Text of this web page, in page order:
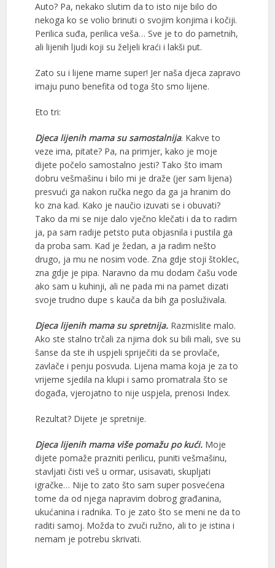
Auto? Pa, nekako slutim da to isto nije bilo do
nekoga ko se volio brinuti o svojim konjima i kočiji.
Perilica suđa, perilica veša… Sve je to do pametnih,
ali lijenih ljudi koji su željeli kraći i lakši put.
Zato su i lijene mame super! Jer naša djeca zapravo
imaju puno benefita od toga što smo lijene.
Eto tri:
Djeca lijenih mama su samostalnija. Kakve to
veze ima, pitate? Pa, na primjer, kako je moje
dijete počelo samostalno jesti? Tako što imam
dobru vešmašinu i bilo mi je draže (jer sam lijena)
presvući ga nakon ručka nego da ga ja hranim do
ko zna kad. Kako je naučio izuvati se i obuvati?
Tako da mi se nije dalo vječno klečati i da to radim
ja, pa sam radije petsto puta objasnila i pustila ga
da proba sam. Kad je žedan, a ja radim nešto
drugo, ja mu ne nosim vode. Zna gdje stoji štoklec,
zna gdje je pipa. Naravno da mu dodam čašu vode
ako sam u kuhinji, ali ne pada mi na pamet dizati
svoje trudno dupe s kauča da bih ga posluživala.
Djeca lijenih mama su spretnija.Razmislite malo.
Ako ste stalno trčali za njima dok su bili mali, sve su
šanse da ste ih uspjeli spriječiti da se provlače,
zavlače i penju posvuda. Lijena mama koja je za to
vrijeme sjedila na klupi i samo promatrala što se
događa, vjerojatno to nije uspjela, prenosi Index.
Rezultat? Dijete je spretnije.
Djeca lijenih mama više pomažu po kući.Moje
dijete pomaže prazniti perilicu, puniti vešmašinu,
stavljati čisti veš u ormar, usisavati, skupljati
igračke… Nije to zato što sam super posvećena
tome da od njega napravim dobrog građanina,
ukućanina i radnika. To je zato što se meni ne da to
raditi samoj. Možda to zvuči ružno, ali to je istina i
nemam je potrebu skrivati.